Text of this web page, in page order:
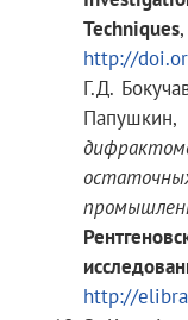
Детекторы
2θ = 140°
2θ = ± 90°
Techniques
http://
Г.Д.
http://